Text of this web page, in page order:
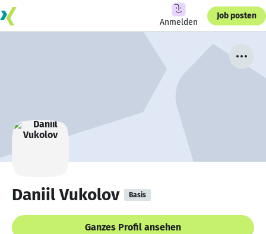
Anmelden
Job posten
Daniil Vukolov Basis
Ganzes Profil ansehen